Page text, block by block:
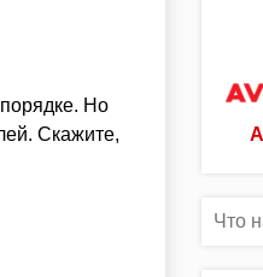
Но
Скажите,